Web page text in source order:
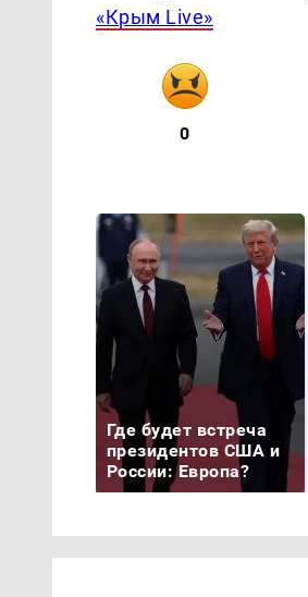
«Крым Live»
0
Где будет встреча
президентов США и
России: Европа?